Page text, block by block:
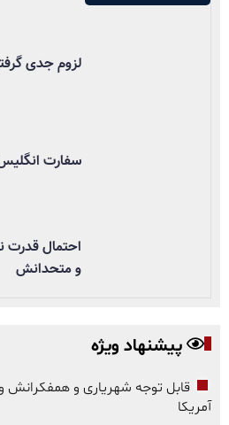
لزوم جدی
سفارت
احتمال قدرت
و متحدانش
پیشنهاد ویژه
قابل توجه شهریاری و همفکرانش
آمریکا